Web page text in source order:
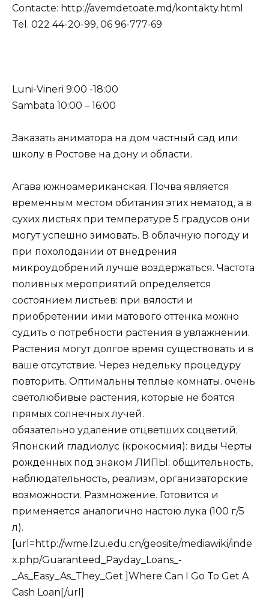
Contacte: http://avemdetoate.md/kontakty.html
Tel. 022 44-20-99, 06 96-777-69
Luni-Vineri 9:00 -18:00
Sambata 10:00 – 16:00
Заказать аниматора на дом частный сад или
школу в Ростове на дону и области.
Агава южноамериканская. Почва является
временным местом обитания этих нематод, а в
сухих листьях при температуре 5 градусов они
могут успешно зимовать. В облачную погоду и
при похолодании от внедрения
микроудобрений лучше воздержаться. Частота
поливных мероприятий определяется
состоянием листьев: при вялости и
приобретении ими матового оттенка можно
судить о потребности растения в увлажнении.
Растения могут долгое время существовать и в
ваше отсутствие. Через недельку процедуру
повторить. Оптимальны теплые комнаты. очень
светолюбивые растения, которые не боятся
прямых солнечных лучей.
обязательно удаление отцветших соцветий;
Японский гладиолус (крокосмия): виды Черты
рожденных под знаком ЛИПЫ: общительность,
наблюдательность, реализм, организаторские
возможности. Размножение. Готовится и
применяется аналогично настою лука (100 г/5
л).
[url=http://wme.lzu.edu.cn/geosite/mediawiki/inde
x.php/Guaranteed_Payday_Loans_-
_As_Easy_As_They_Get ]Where Can I Go To Get A
Cash Loan[/url]